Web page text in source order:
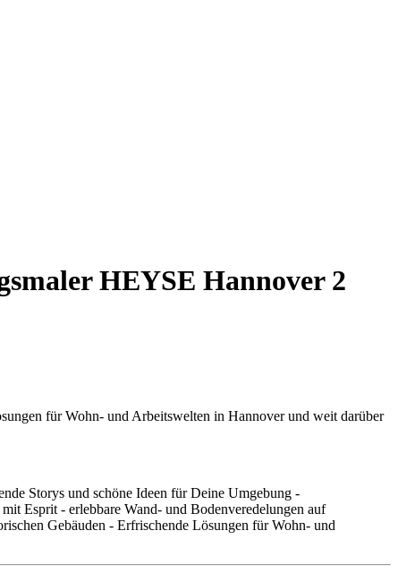
HEYSE Hannover 2
für Wohn- und Arbeitswelten in Hannover und weit darüber
Storys und schöne Ideen für Deine Umgebung -
Esprit - erlebbare Wand- und Bodenveredelungen auf
Gebäuden - Erfrischende Lösungen für Wohn- und